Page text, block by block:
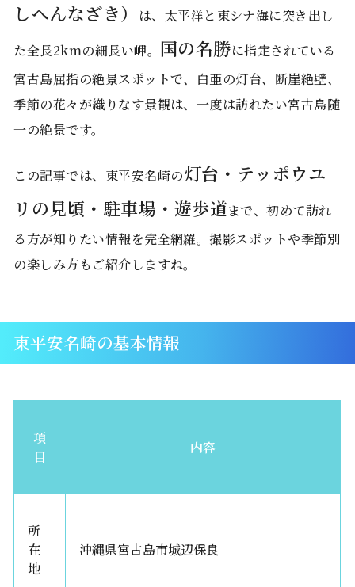
しへんなざき）
は、太平洋と東シナ海に突き出し
た全長2kmの細長い岬。 国の名勝に指定されている
宮古島屈指の絶景スポットで、白亜の灯台、断崖絶壁、
季節の花々が織りなす景観は、一度は訪れたい宮古島随
一の絶景です。
この記事では、東平安名崎の灯台・テッポウユ
リの見頃・駐車場・遊歩道まで、初めて訪れ
る方が知りたい情報を完全網羅。撮影スポットや季節別
の楽しみ方もご紹介しますね。
東平安名崎の基本情報
項
目
内容
所
在
地
沖縄県宮古島市城辺保良